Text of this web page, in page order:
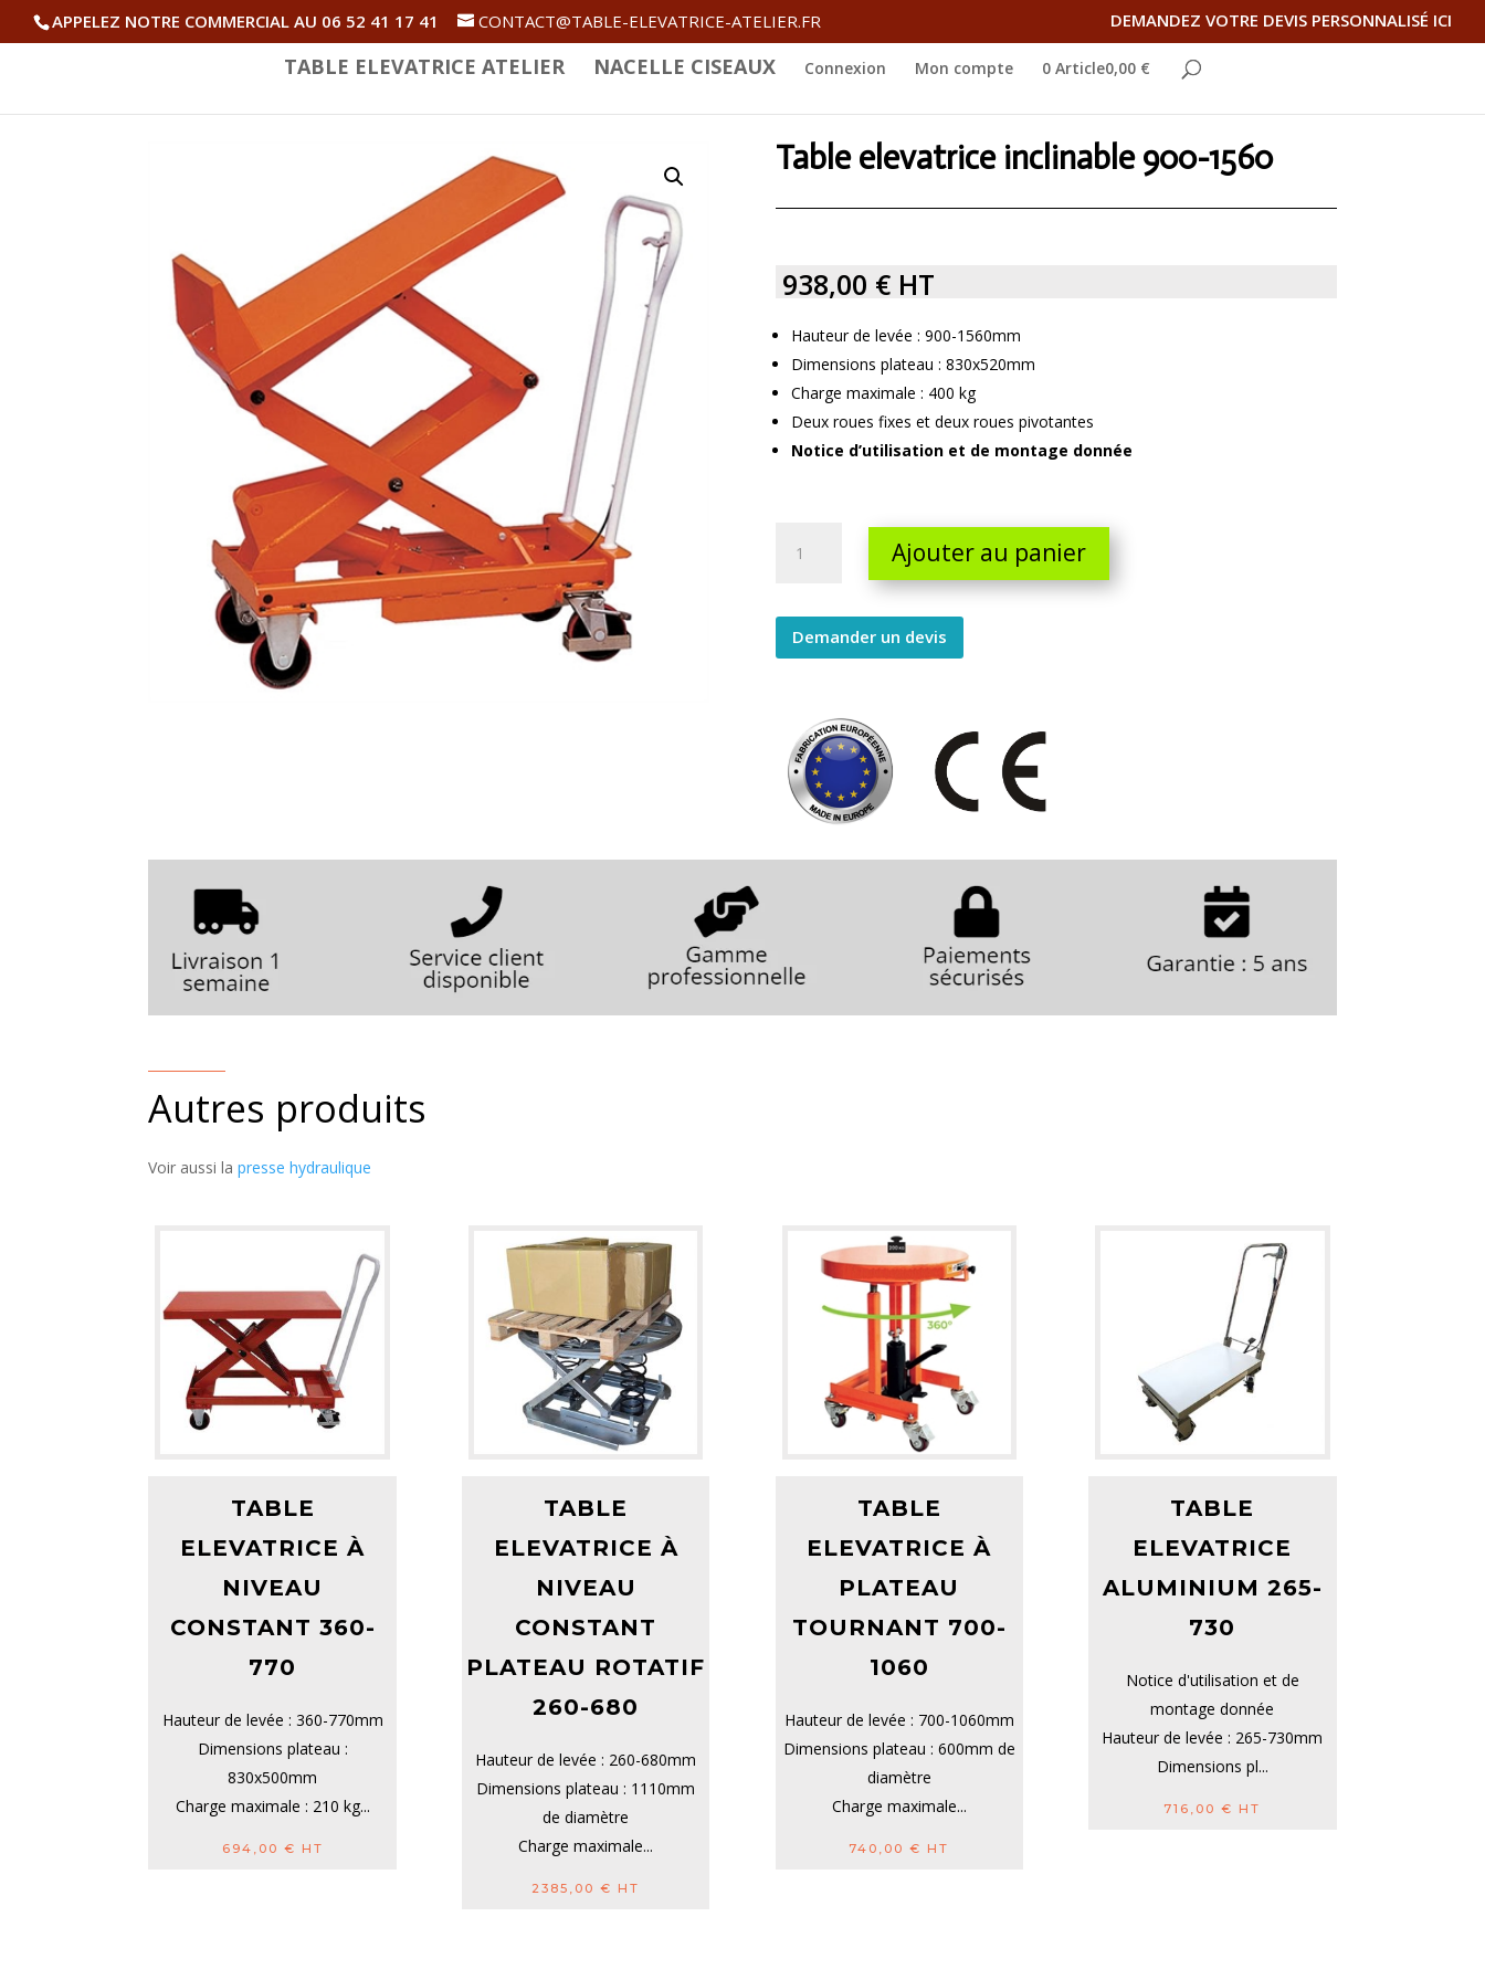
APPELEZ NOTRE COMMERCIAL AU 06 52 41 17 41 CONTACT@TABLE-ELEVATRICE-ATELIER.FR DEMANDEZ VOTRE DEVIS PERSONNALISÉ ICI
TABLE ELEVATRICE ATELIER NACELLE CISEAUX Connexion Mon compte 0 Article0,00 €
Table elevatrice inclinable 900-1560
938,00 € HT
Hauteur de levée : 900-1560mm
Dimensions plateau : 830x520mm
Charge maximale : 400 kg
Deux roues fixes et deux roues pivotantes
Notice d’utilisation et de montage donnée
elevatrice
1560
quantity
Ajouter au panier
Demander un devis
Autres produits
Voir aussi lapresse hydraulique
TABLE
ELEVATRICE À
NIVEAU
CONSTANT 360-
770
Hauteur de levée : 360-770mm
Dimensions plateau :
830x500mm
Charge maximale : 210 kg...
694,00 € HT
TABLE
ELEVATRICE À
NIVEAU
CONSTANT
PLATEAU ROTATIF
260-680
Hauteur de levée : 260-680mm
Dimensions plateau : 1110mm
de diamètre
Charge maximale...
2385,00€ HT
TABLE
ELEVATRICE À
PLATEAU
TOURNANT 700-
1060
Hauteur de levée : 700-1060mm
Dimensions plateau : 600mm de
diamètre
Charge maximale...
740,00€ HT
TABLE
ELEVATRICE
ALUMINIUM 265-
730
Notice d'utilisation et de
montage donnée
Hauteur de levée : 265-730mm
Dimensions pl...
716,00€ HT